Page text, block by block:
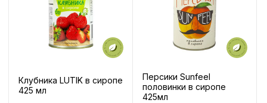
Клубника LUTIK в сиропе
425 мл
Персики Sunfeel
половинки в сиропе
425мл